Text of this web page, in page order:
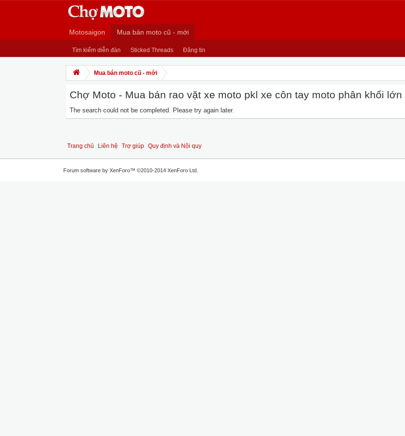
Motosaigon Mua bán moto cũ - mới
Tìm kiếm diễn đàn Sticked Threads Đăng tin
Mua bán moto cũ - mới
Chợ Moto - Mua bán rao vặt xe moto pkl xe côn tay moto phân khối
The search could not be completed. Please try again later.
Trang chủ Liên hệ Trợ giúp Quy định và Nội quy
Forum software by XenForo™ ©2010-2014 XenForo Ltd.